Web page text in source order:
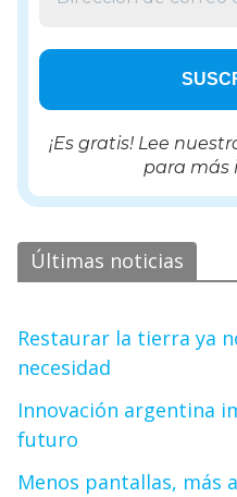
¡Es gratis! Lee
para más
Últimas noticias
Restaurar la tierra ya
necesidad
Innovación argentina
futuro
Menos pantallas, más